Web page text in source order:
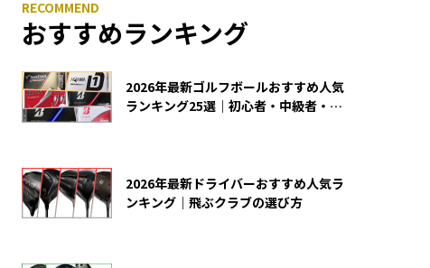
おすすめランキング
2026年最新ゴルフボールおすすめ人気
ランキング25選｜初心者・中級者・上
2026年最新ドライバーおすすめ人気ラ
ンキング｜飛ぶクラブの選び方